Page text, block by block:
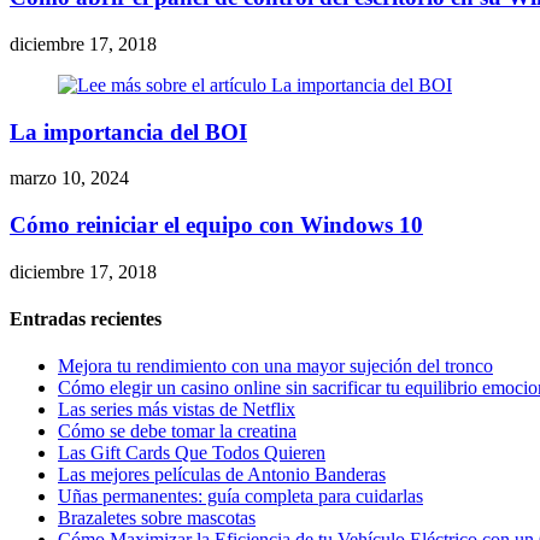
diciembre 17, 2018
La importancia del BOI
marzo 10, 2024
Cómo reiniciar el equipo con Windows 10
diciembre 17, 2018
Entradas recientes
Mejora tu rendimiento con una mayor sujeción del tronco
Cómo elegir un casino online sin sacrificar tu equilibrio
Las series más vistas de Netflix
Cómo se debe tomar la creatina
Las Gift Cards Que Todos Quieren
Las mejores películas de Antonio Banderas
Uñas permanentes: guía completa para cuidarlas
Brazaletes sobre mascotas